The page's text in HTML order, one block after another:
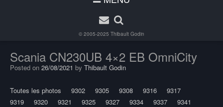
© 2005-2025 Thibault Godin
Scania CN230UB 4×2 EB OmniCity
Posted on 26/08/2021 by Thibault Godin
Toutes les photos 9302 9305 9308 9316
9317
9319
9320 9321 9325 9327 9334 9337
9341